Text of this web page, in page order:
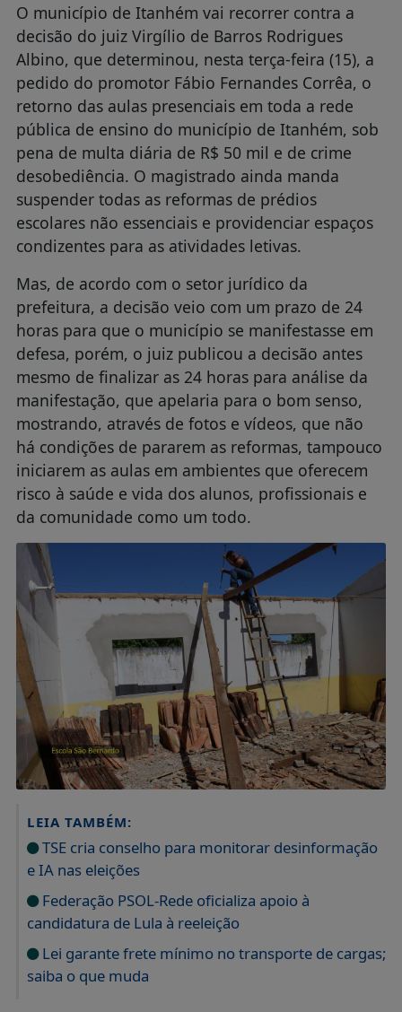
O município de Itanhém vai recorrer contra a
decisão do juiz Virgílio de Barros Rodrigues
Albino, que determinou, nesta terça-feira (15), a
pedido do promotor Fábio Fernandes Corrêa, o
retorno das aulas presenciais em toda a rede
pública de ensino do município de Itanhém, sob
pena de multa diária de R$ 50 mil e de crime
desobediência. O magistrado ainda manda
suspender todas as reformas de prédios
escolares não essenciais e providenciar espaços
condizentes para as atividades letivas.
Mas, de acordo com o setor jurídico da
prefeitura, a decisão veio com um prazo de 24
horas para que o município se manifestasse em
defesa, porém, o juiz publicou a decisão antes
mesmo de finalizar as 24 horas para análise da
manifestação, que apelaria para o bom senso,
mostrando, através de fotos e vídeos, que não
há condições de pararem as reformas, tampouco
iniciarem as aulas em ambientes que oferecem
risco à saúde e vida dos alunos, profissionais e
da comunidade como um todo.
LEIA TAMBÉM:
TSE cria conselho para monitorar desinformação
e IA nas eleições
Federação PSOL-Rede oficializa apoio à
candidatura de Lula à reeleição
Lei garante frete mínimo no transporte de cargas;
saiba o que muda